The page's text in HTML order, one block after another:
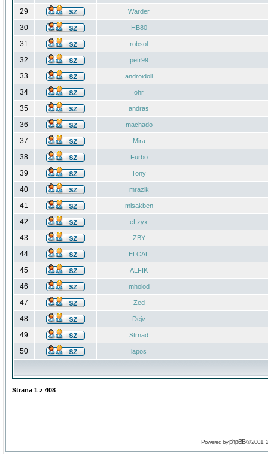
29 Warder
30 HB80
31 robsol
32 petr99
33 androidoll
34 ohr
35 andras
36 machado
37 Mira
38 Furbo
39 Tony
40 mrazik
41 misakben
42 eLzyx
43 ZBY
44 ELCAL
45 ALFIK
46 mholod
47 Zed
48 Dejv
49 Strnad
50 lapos
Strana 1 z 408
Powered byphpBB© 2001,